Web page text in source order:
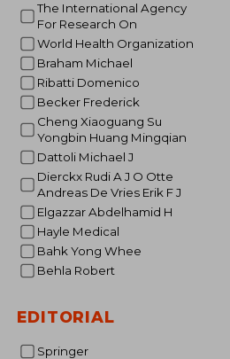
The International Agency
For Research On
World Health Organization
Braham Michael
Ribatti Domenico
Becker Frederick
Cheng Xiaoguang Su
Yongbin Huang Mingqian
Dattoli Michael J
Dierckx Rudi A J O Otte
Andreas De Vries Erik F J
Elgazzar Abdelhamid H
Hayle Medical
Bahk Yong Whee
Behla Robert
EDITORIAL
Springer